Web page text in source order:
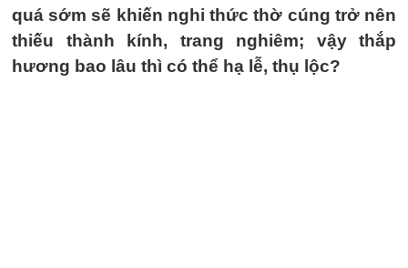
quá sớm sẽ khiến nghi thức thờ cúng trở nên
thiếu thành kính, trang nghiêm; vậy thắp
hương bao lâu thì có thể hạ lễ, thụ lộc?